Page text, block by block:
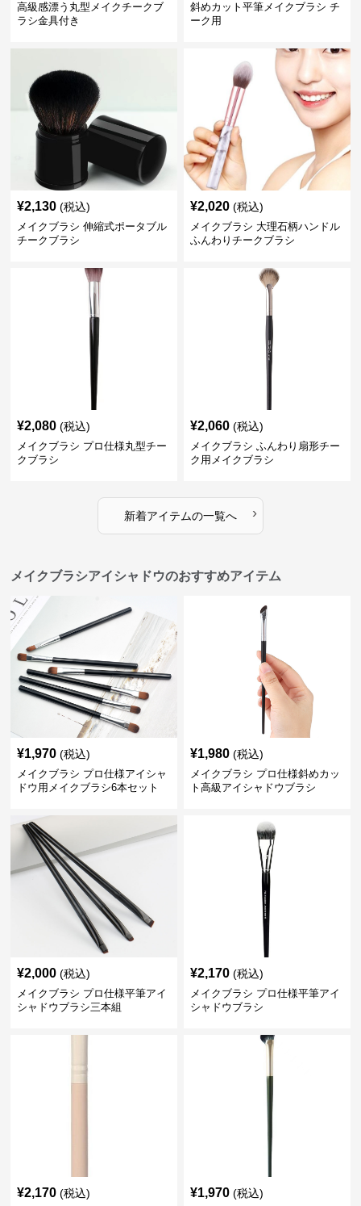
高級感漂う丸型メイクチークブ
ラシ金具付き
斜めカット平筆メイクブラシ チ
ーク用
¥2,130 (税込)
メイクブラシ 伸縮式ポータブル
チークブラシ
¥2,020 (税込)
メイクブラシ 大理石柄ハンドル
ふんわりチークブラシ
¥2,080 (税込)
メイクブラシ プロ仕様丸型チー
クブラシ
¥2,060 (税込)
メイクブラシ ふんわり扇形チー
ク用メイクブラシ
新着アイテムの一覧へ ›
メイクブラシアイシャドウのおすすめアイテム
¥1,970 (税込)
メイクブラシ プロ仕様アイシャ
ドウ用メイクブラシ6本セット
¥1,980 (税込)
メイクブラシ プロ仕様斜めカッ
ト高級アイシャドウブラシ
¥2,000 (税込)
メイクブラシ プロ仕様平筆アイ
シャドウブラシ三本組
¥2,170 (税込)
メイクブラシ プロ仕様平筆アイ
シャドウブラシ
¥2,170 (税込) ¥1,970 (税込)